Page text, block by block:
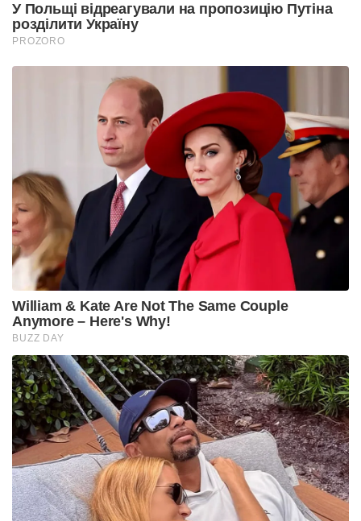
У Польщі відреагували на пропозицію Путіна
розділити Україну
PROZORO
William & Kate Are Not The Same Couple
Anymore – Here's Why!
BUZZ DAY